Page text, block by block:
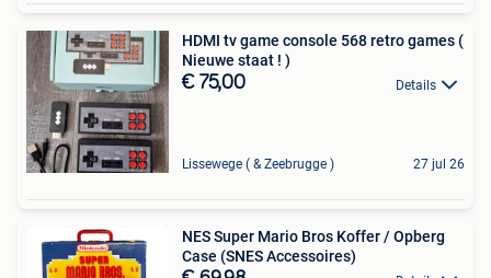
HDMI tv game console 568 retro games (
Nieuwe staat ! )
€ 75,00 Details
Lissewege ( & Zeebrugge ) 27 jul 26
NES Super Mario Bros Koffer / Opberg
Case (SNES Accessoires)